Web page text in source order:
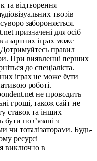
та відтворення
творів
забороняється.
призначені для осіб
азартних іграх може
Дотримуйтесь правил
При виявленні перших
до спеціаліста.
іграх не може бути
роботі.
не проводить
гроші, також сайт не
ставок та інших
бути пов’язані з
чи тоталізаторами. Будь-
ресурсі
виключно в